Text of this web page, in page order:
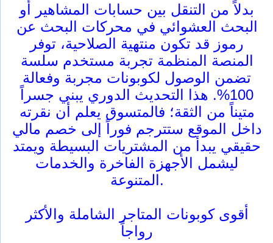
بدلاً من التنقل بين حسابات المشاهير أو
البحث العشوائي في محركات البحث عن
رموز قد تكون منتهية الصلاحية، توفر
المنصة المنظمة تجربة مستخدم سلسة
تضمن الوصول لكوبونات مجربة وفعالة
100%. هذا التحديث الدوري يبني جسراً
متيناً من الثقة؛ فالمتسوق يعلم أن نقرته
داخل الموقع ستترجم فوراً إلى خصم مالي
حقيقي يبدأ من المشتريات البسيطة ويمتد
ليشمل الأجهزة الفاخرة والخدمات
المتنوعة.
أقوى كوبونات المتاجر الشاملة والأكثر
رواجاً